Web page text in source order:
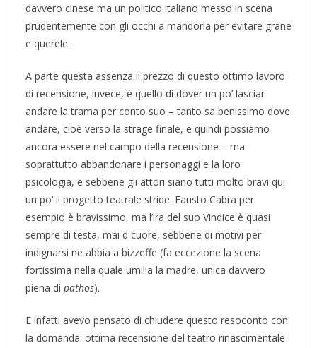
davvero cinese ma un politico italiano messo in scena
prudentemente con gli occhi a mandorla per evitare grane
e querele.
A parte questa assenza il prezzo di questo ottimo lavoro
di recensione, invece, è quello di dover un po’ lasciar
andare la trama per conto suo – tanto sa benissimo dove
andare, cioè verso la strage finale, e quindi possiamo
ancora essere nel campo della recensione – ma
soprattutto abbandonare i personaggi e la loro
psicologia, e sebbene gli attori siano tutti molto bravi qui
un po’ il progetto teatrale stride. Fausto Cabra per
esempio è bravissimo, ma l’ira del suo Vindice è quasi
sempre di testa, mai d cuore, sebbene di motivi per
indignarsi ne abbia a bizzeffe (fa eccezione la scena
fortissima nella quale umilia la madre, unica davvero
piena di pathos).
E infatti avevo pensato di chiudere questo resoconto con
la domanda: ottima recensione del teatro rinascimentale